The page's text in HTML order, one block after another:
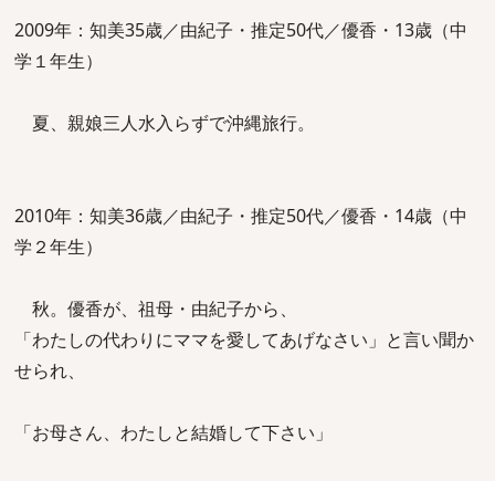
2009年：知美35歳／由紀子・推定50代／優香・13歳（中
学１年生）
夏、親娘三人水入らずで沖縄旅行。
2010年：知美36歳／由紀子・推定50代／優香・14歳（中
学２年生）
秋。優香が、祖母・由紀子から、
「わたしの代わりにママを愛してあげなさい」と言い聞か
せられ、
「お母さん、わたしと結婚して下さい」